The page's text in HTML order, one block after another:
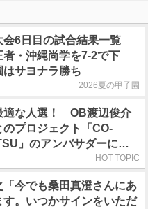
会6日目の試合結果一覧
者・沖縄尚学を7-2で下
サヨナラ勝ち
2026夏の甲子園
適な人選！ OB渡辺俊介
のプロジェクト「CO-
」のアンバサダーに就
HOT TOPIC
「今でも桑田真澄さんにあ
す。いつかサインをいただ